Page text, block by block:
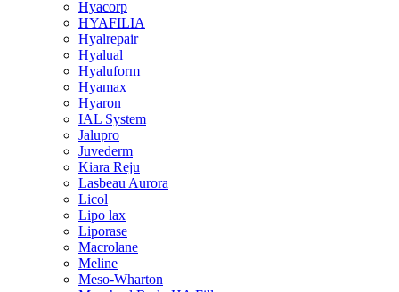
Hyacorp
HYAFILIA
Hyalrepair
Hyalual
Hyaluform
Hyamax
Hyaron
IAL System
Jalupro
Juvederm
Kiara Reju
Lasbeau Aurora
Licol
Lipo lax
Liporase
Macrolane
Meline
Meso-Wharton